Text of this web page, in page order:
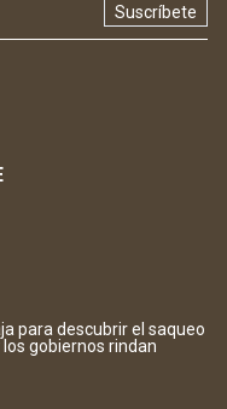
Suscríbete
para descubrir el saqueo
gobiernos rindan